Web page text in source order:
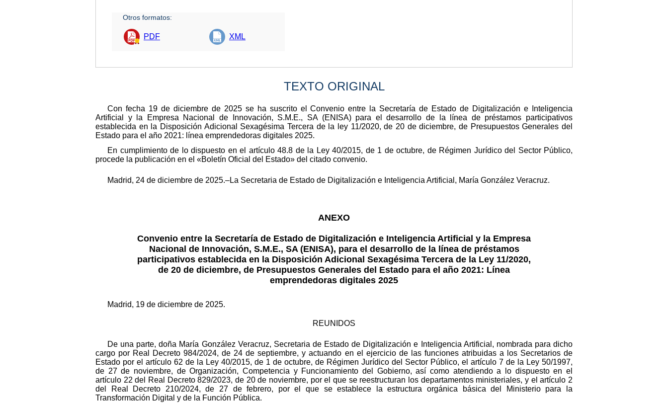
Otros formatos:
PDF XML
TEXTO ORIGINAL
Con fecha 19 de diciembre de 2025 se ha suscrito el Convenio entre la Secretaría de Estado de Digitalización e Inteligencia
Artificial y la Empresa Nacional de Innovación, S.M.E., SA (ENISA) para el desarrollo de la línea de préstamos participativos
establecida en la Disposición Adicional Sexagésima Tercera de la ley 11/2020, de 20 de diciembre, de Presupuestos Generales del
Estado para el año 2021: línea emprendedoras digitales 2025.
En cumplimiento de lo dispuesto en el artículo 48.8 de la Ley 40/2015, de 1 de octubre, de Régimen Jurídico del Sector Público,
procede la publicación en el «Boletín Oficial del Estado» del citado convenio.
Madrid, 24 de diciembre de 2025.–La Secretaria de Estado de Digitalización e Inteligencia Artificial, María González Veracruz.
ANEXO
Convenio entre la Secretaría de Estado de Digitalización e Inteligencia Artificial y la Empresa
Nacional de Innovación, S.M.E., SA (ENISA), para el desarrollo de la línea de préstamos
participativos establecida en la Disposición Adicional Sexagésima Tercera de la Ley 11/2020,
de 20 de diciembre, de Presupuestos Generales del Estado para el año 2021: Línea
emprendedoras digitales 2025
Madrid, 19 de diciembre de 2025.
REUNIDOS
De una parte, doña María González Veracruz, Secretaria de Estado de Digitalización e Inteligencia Artificial, nombrada para dicho
cargo por Real Decreto 984/2024, de 24 de septiembre, y actuando en el ejercicio de las funciones atribuidas a los Secretarios de
Estado por el artículo 62 de la Ley 40/2015, de 1 de octubre, de Régimen Jurídico del Sector Público, el artículo 7 de la Ley 50/1997,
de 27 de noviembre, de Organización, Competencia y Funcionamiento del Gobierno, así como atendiendo a lo dispuesto en el
artículo 22 del Real Decreto 829/2023, de 20 de noviembre, por el que se reestructuran los departamentos ministeriales, y el artículo 2
del Real Decreto 210/2024, de 27 de febrero, por el que se establece la estructura orgánica básica del Ministerio para la
Transformación Digital y de la Función Pública.